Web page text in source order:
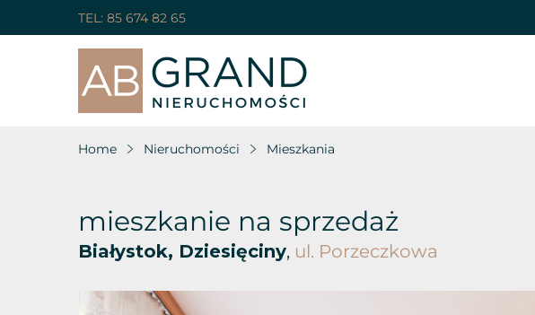
TEL: 85 674 82 65
Home Nieruchomości Mieszkania
mieszkanie na sprzedaż
Białystok, Dziesięciny, ul. Porzeczkowa